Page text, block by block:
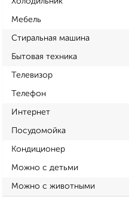
Мебель
Стиральная машина
Бытовая техника
Телевизор
Телефон
Интернет
Посудомойка
Кондиционер
Можно с детьми
Можно с животными